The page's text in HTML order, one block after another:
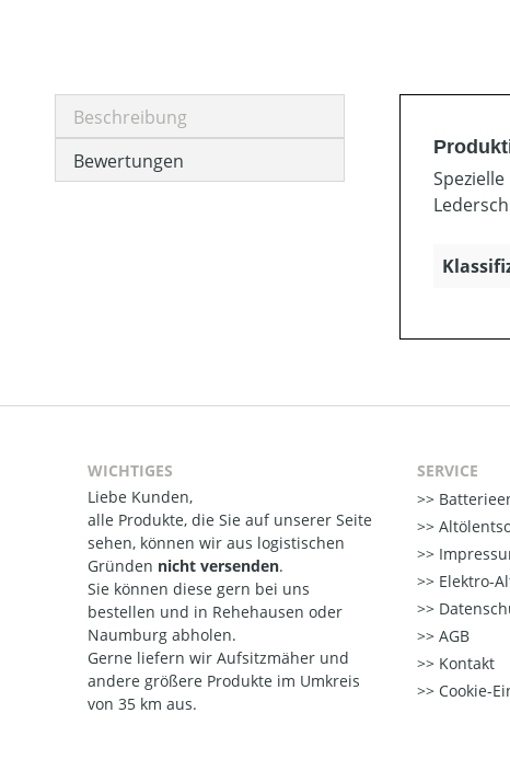
Beschreibung
Bewertungen
WICHTIGES
Liebe Kunden,
alle Produkte, die Sie auf unserer Seite
sehen, können wir aus logistischen
Gründen nicht versenden.
Sie können diese gern bei uns
bestellen und in Rehehausen oder
Naumburg abholen.
Gerne liefern wir Aufsitzmäher und
andere größere Produkte im Umkreis
von 35 km aus.
SERVICE
Elektro-
AGB
Kontakt
Cookie-